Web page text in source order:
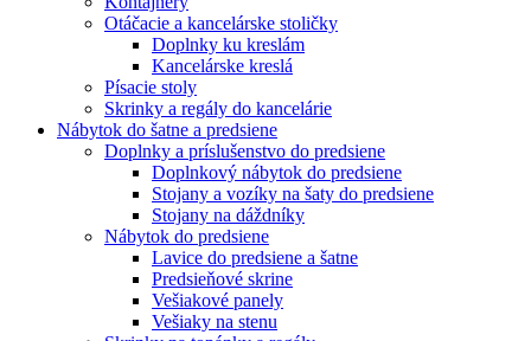
Otáčacie a kancelárske stoličky
Doplnky ku kreslám
Kancelárske kreslá
Písacie stoly
Skrinky a regály do kancelárie
Nábytok do šatne a predsiene
Doplnky a príslušenstvo do predsiene
Doplnkový nábytok do predsiene
Stojany a vozíky na šaty do predsiene
Stojany na dáždníky
Nábytok do predsiene
Lavice do predsiene a šatne
Predsieňové skrine
Vešiakové panely
Vešiaky na stenu